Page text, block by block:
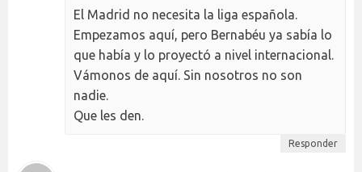
El Madrid no necesita la liga española.
Empezamos aquí, pero Bernabéu ya sabía lo
que había y lo proyectó a nivel internacional.
Vámonos de aquí. Sin nosotros no son
nadie.
Que les den.
Responder